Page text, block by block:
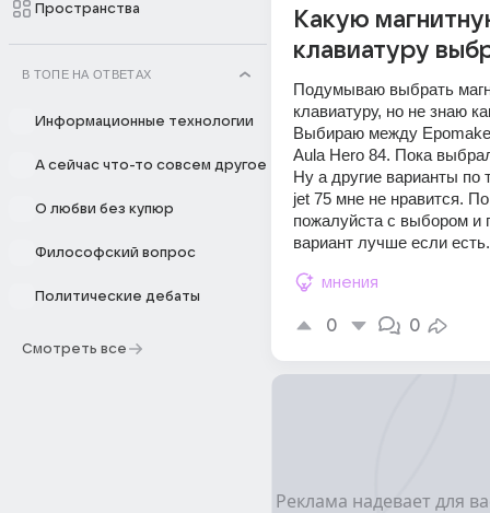
Пространства
В ТОПЕ НА ОТВЕТАХ
Информационные технологии
А сейчас что-то совсем другое
О любви без купюр
Философский вопрос
Политические дебаты
Смотреть все
Какую
клавиатуру
Подумываю выбрать
клавиатуру, но не знаю
Выбираю между
Aula Hero 84. Пока
Ну а другие варианты по
jet 75 мне не нравится.
пожалуйста с выбором и
вариант лучше если есть.
мнения
0 0